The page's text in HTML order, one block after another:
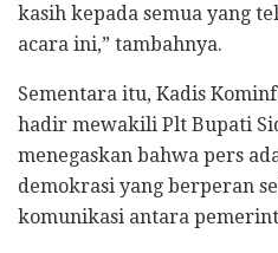
kasih kepada semua yang
acara ini,” tambahnya.
Sementara itu, Kadis
hadir mewakili Plt Bupati
menegaskan bahwa pers
demokrasi yang berperan
komunikasi antara